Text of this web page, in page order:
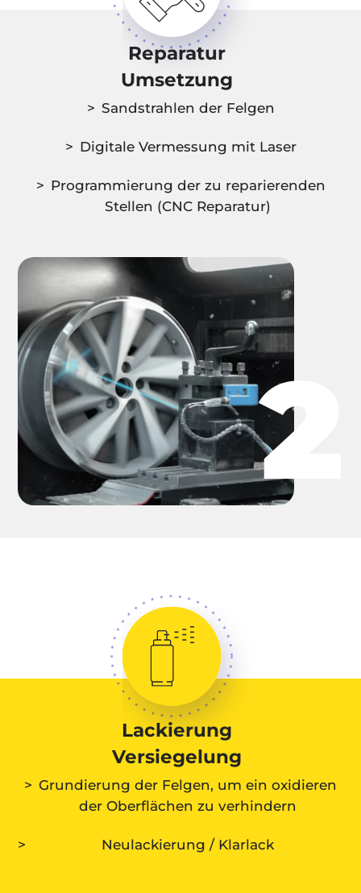
Reparatur
Umsetzung
Sandstrahlen der Felgen
Digitale Vermessung mit Laser
Programmierung der zu reparierenden
Stellen (CNC Reparatur)
2
Lackierung
Versiegelung
Grundierung der Felgen, um ein oxidieren
der Oberflächen zu verhindern
Neulackierung / Klarlack